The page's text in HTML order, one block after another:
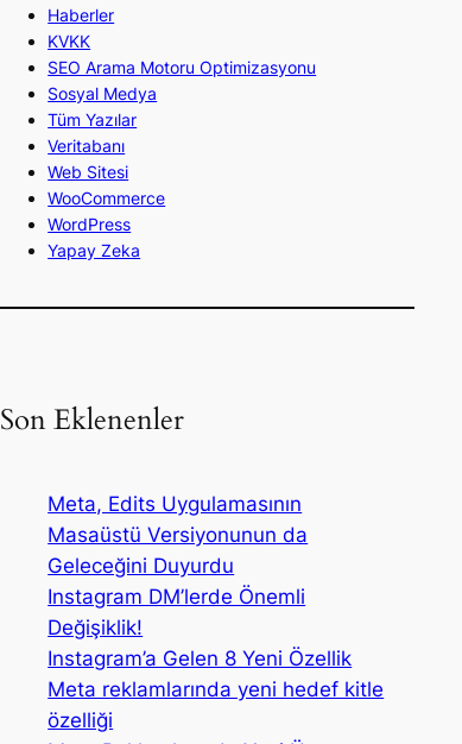
Haberler
KVKK
SEO Arama Motoru Optimizasyonu
Sosyal Medya
Tüm Yazılar
Veritabanı
Web Sitesi
WooCommerce
WordPress
Yapay Zeka
Son Eklenenler
Meta, Edits Uygulamasının
Masaüstü Versiyonunun da
Geleceğini Duyurdu
Instagram DM’lerde Önemli
Değişiklik!
Instagram’a Gelen 8 Yeni Özellik
Meta reklamlarında yeni hedef kitle
özelliği